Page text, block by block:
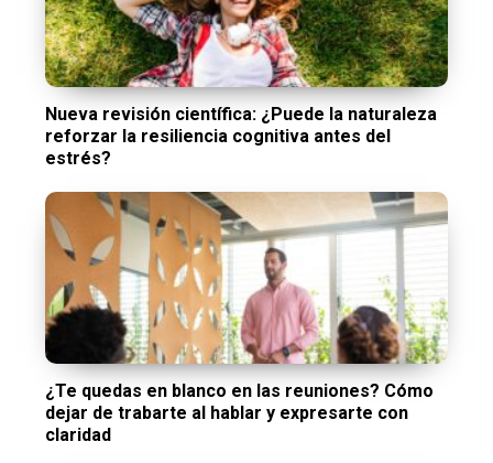
Nueva revisión científica: ¿Puede la naturaleza
reforzar la resiliencia cognitiva antes del
estrés?
¿Te quedas en blanco en las reuniones? Cómo
dejar de trabarte al hablar y expresarte con
claridad